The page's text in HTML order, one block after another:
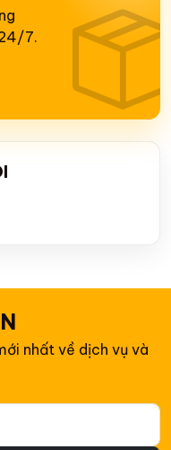
7.
nhất về dịch vụ và